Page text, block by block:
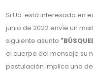
Si Ud. está interesado en
junio de 2022 envíe un
siguiente asunto
el cuerpo del mensaje su
postulación implica una